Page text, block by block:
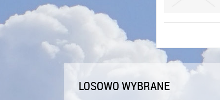
LOSOWO WYBRANE